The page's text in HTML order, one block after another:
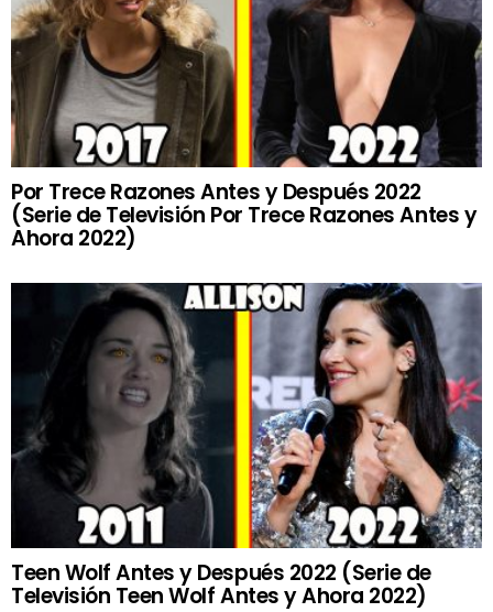
Por Trece Razones Antes y Después 2022
(Serie de Televisión Por Trece Razones Antes y
Ahora 2022)
Teen Wolf Antes y Después 2022 (Serie de
Televisión Teen Wolf Antes y Ahora 2022)